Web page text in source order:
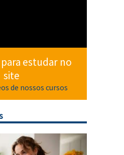
estudar no
site
de nossos cursos